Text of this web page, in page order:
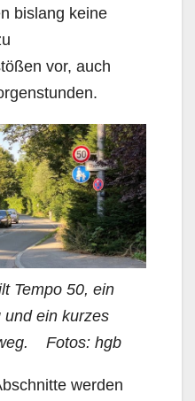
bislang keine
vor, auch
Tempo 50, ein
und ein kurzes
Fotos: hgb
werden